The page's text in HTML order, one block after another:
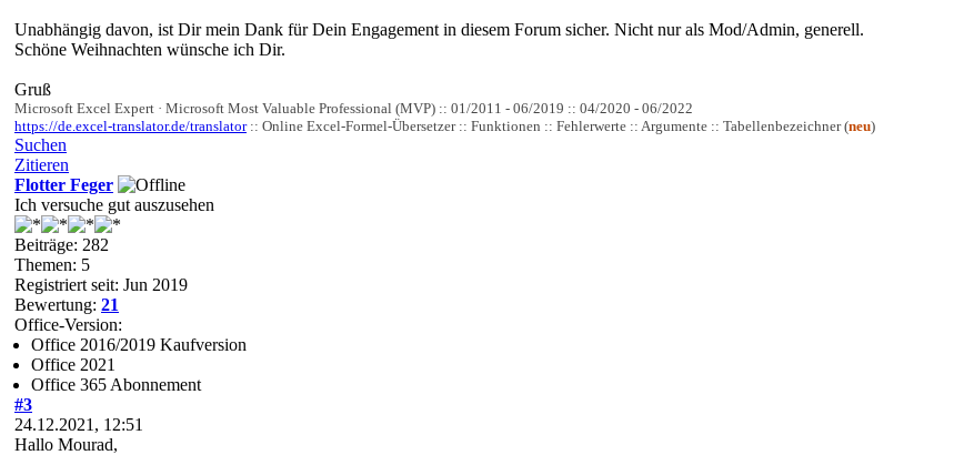
Unabhängig davon, ist Dir mein Dank für Dein Engagement in diesem Forum sicher. Nicht nur als Mod/Admin, generell.
Schöne Weihnachten wünsche ich Dir.
Gruß
Microsoft Excel Expert · Microsoft Most Valuable Professional (MVP) :: 01/2011 - 06/2019 :: 04/2020 - 06/2022
https://de.excel-translator.de/translator:: Online Excel-Formel-Übersetzer :: Funktionen :: Fehlerwerte :: Argumente :: Tabellenbezeichner (neu)
Suchen
Zitieren
Flotter Feger
Ich versuche gut auszusehen
Beiträge: 282
Themen: 5
Registriert seit: Jun 2019
Bewertung: 21
Office-Version:
Office 2016/2019 Kaufversion
Office 2021
Office 365 Abonnement
#3
24.12.2021, 12:51
Hallo Mourad,